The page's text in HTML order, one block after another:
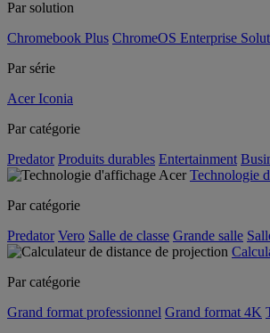
Par solution
Chromebook Plus ChromeOS Enterprise
Par série
Acer Iconia
Par catégorie
Predator Produits durables Entertainment
Technologie
Par catégorie
Predator Vero Salle de classe Grande salle
Par catégorie
Grand format professionnel Grand format 4K